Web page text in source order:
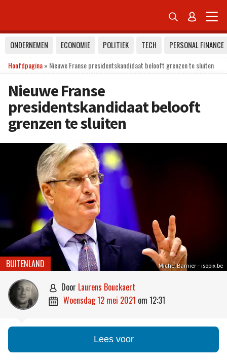
 
ONDERNEMEN ECONOMIE POLITIEK TECH
PERSONAL FINANCE
Hoofdpagina» Nieuwe Franse presidentskandidaat belooft grenzen te sluiten
Nieuwe Franse
presidentskandidaat belooft
grenzen te sluiten
Michel Barnier – isopix.be
BUITENLAND
 door Laurens Bouckaert
 woensdag 12 mei 2021 om 12:31
Lees voor